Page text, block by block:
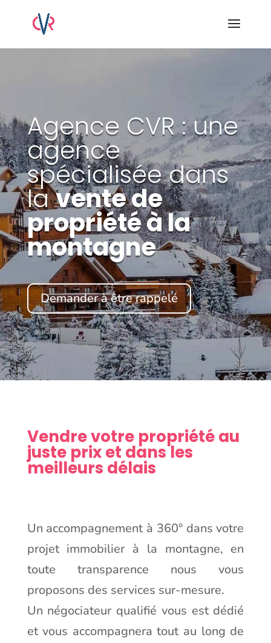
Agence CVR : une
agence
spécialisée dans
lavente de
propriété à la
montagne
Demander à être rappelé
Vendre votre propriété au
juste prix et dans les
meilleurs délais
Un accompagnement à 360° dans votre
projet immobilier à la montagne, en
toute transparence nous vous
proposons des services sur-mesure.
Un négociateur qualifié vous est dédié
et vous accompagnera tout au long de